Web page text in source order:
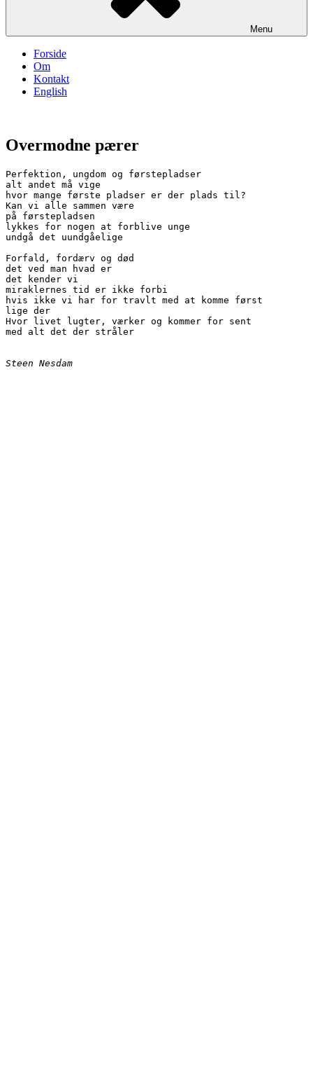
Menu
Forside
Om
Kontakt
English
Overmodne pærer
Perfektion, ungdom og førstepladser
alt andet må vige
hvor mange første pladser er der plads til?
Kan vi alle sammen være
på førstepladsen
lykkes for nogen at forblive unge
undgå det uundgåelige
Forfald, fordærv og død
det ved man hvad er
det kender vi
miraklernes tid er ikke forbi
hvis ikke vi har for travlt med at komme først
lige der
Hvor livet lugter, værker og kommer for sent
med alt det der stråler
Steen Nesdam